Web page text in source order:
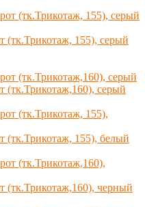
155), серый
серый
155), белый
черный